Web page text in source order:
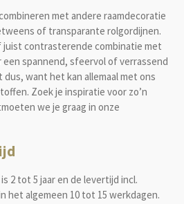
met andere raamdecoratie
of transparante rolgordijnen.
juist contrasterende combinatie met
spannend, sfeervol of verrassend
want het kan allemaal met ons
Zoek je inspiratie voor zo’n
we je graag in onze
2 tot 5 jaar en de levertijd incl.
het algemeen 10 tot 15 werkdagen.